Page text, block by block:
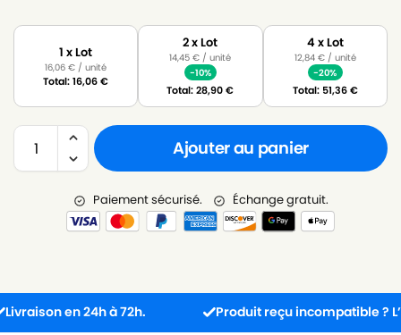
1 x Lot
16,06€ / unité
Total:16,06€
2 x Lot
14,45€ / unité
-10%
Total:28,90€
4 x Lot
12,84 €/ unité
-20%
Total: 51,36€
Ajouter au panier
Paiement sécurisé. Échange gratuit.
en 24h à 72h. Produit reçu incompatible ?